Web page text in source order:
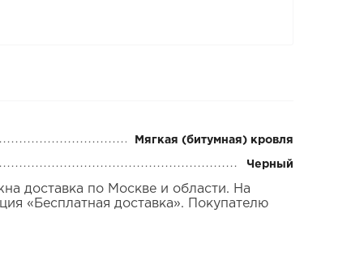
Мягкая (битумная) кровля
Черный
доставка по Москве и области. На
«Бесплатная доставка». Покупателю